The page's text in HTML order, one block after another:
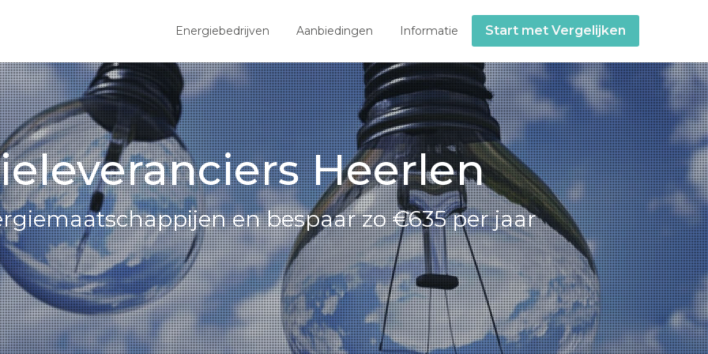
Energiebedrijven Aanbiedingen Informatie Start met Vergelijken
Heerlen
en bespaar zo €635 per jaar